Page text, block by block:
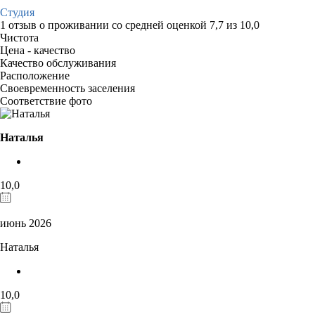
Студия
1 отзыв о проживании со средней оценкой 7,7 из 10,0
Чистота
Цена - качество
Качество обслуживания
Расположение
Своевременность заселения
Соответствие фото
Наталья
10,0
июнь 2026
Наталья
10,0